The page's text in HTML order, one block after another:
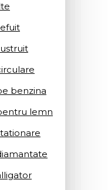
benzina
lemn